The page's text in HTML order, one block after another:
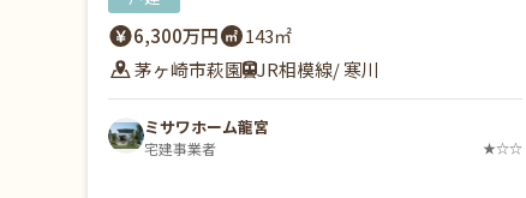
6,300万円
143㎡
茅ヶ崎市萩園 JR相模線/ 寒川
ミサワホーム龍宮
宅建事業者 ★☆☆